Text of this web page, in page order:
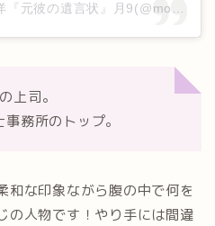
【公式】綾瀬はるか×大泉洋『元彼の遺言状』月9(@motokare_cx_)がシェアした投稿
上司。
務所のトップ。
和な印象ながら腹の中で何を
の人物です！やり手には間違